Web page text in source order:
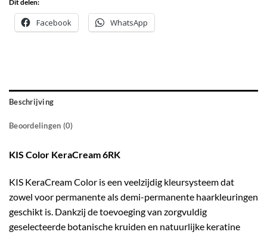
Dit delen:
Facebook WhatsApp
Beschrijving
Beoordelingen (0)
KIS Color KeraCream 6RK
KIS KeraCream Color is een veelzijdig kleursysteem dat
zowel voor permanente als demi-permanente haarkleuringen
geschikt is. Dankzij de toevoeging van zorgvuldig
geselecteerde botanische kruiden en natuurlijke keratine